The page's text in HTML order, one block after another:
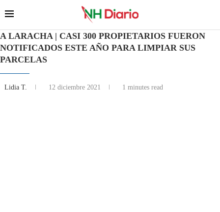
A LARACHA | CASI 300 PROPIETARIOS FUERON
NOTIFICADOS ESTE AÑO PARA LIMPIAR SUS
PARCELAS
Lidia T. 12 diciembre 2021 1 minutes read